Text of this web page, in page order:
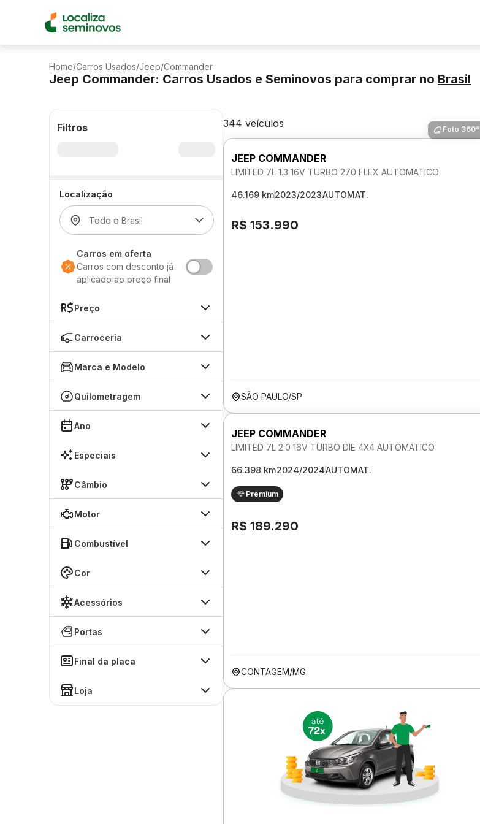
Home/Carros Usados/Jeep/Commander
Jeep Commander: Carros Usados e Seminovos para comprar no Brasil
Filtros
Localização
Carros em oferta
Carros com desconto já
aplicado ao preço final
Preço
Carroceria
Marca e Modelo
Quilometragem
Ano
Especiais
Câmbio
Motor
Combustível
Cor
Acessórios
Portas
Final da placa
Loja
344 veículos Foto 360º
JEEP COMMANDER
LIMITED 7L 1.3 16V TURBO 270 FLEX AUTOMATICO
46.169 km2023/2023AUTOMAT.
R$ 153.990
SÃO PAULO/SP
JEEP COMMANDER
LIMITED 7L 2.0 16V TURBO DIE 4X4 AUTOMATICO
66.398 km2024/2024AUTOMAT.
Premium
R$ 189.290
CONTAGEM/MG